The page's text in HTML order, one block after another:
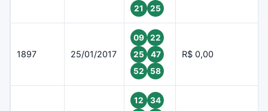
21
25
1897 25/01/2017
09
22
25
47
52
58
R$ 0,00
12
34